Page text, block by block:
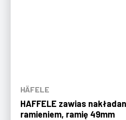
HÄFELE
HAFFELE zawias
ramieniem, ramię 49mm